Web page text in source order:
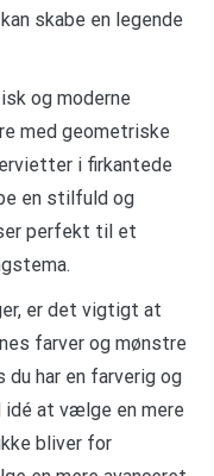
skabe en legende
og moderne
med geometriske
i firkantede
en stilfuld og
perfekt til et
er det vigtigt at
farver og mønstre
har en farverig og
at vælge en mere
bliver for